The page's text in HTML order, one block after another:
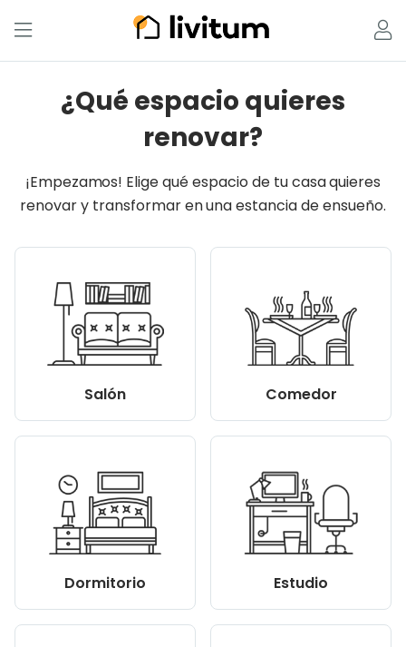
¿Qué espacio quieres
renovar?
¡Empezamos! Elige qué espacio de tu casa quieres
renovar y transformar en una estancia de ensueño.
Salón Comedor
Dormitorio Estudio